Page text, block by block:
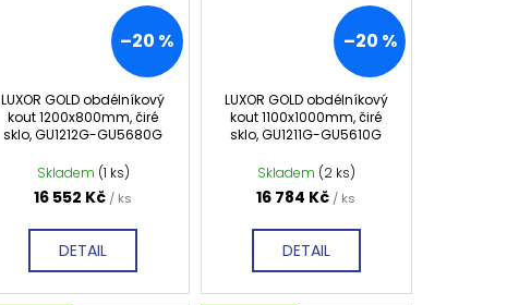
–20 %
LUXOR GOLD obdélníkový
kout 1200x800mm, čiré
sklo, GU1212G-GU5680G
Skladem (1 ks)
16 552 Kč / ks
DETAIL
–20 %
LUXOR GOLD obdélníkový
kout 1100x1000mm, čiré
sklo, GU1211G-GU5610G
Skladem (2 ks)
16 784 Kč / ks
DETAIL